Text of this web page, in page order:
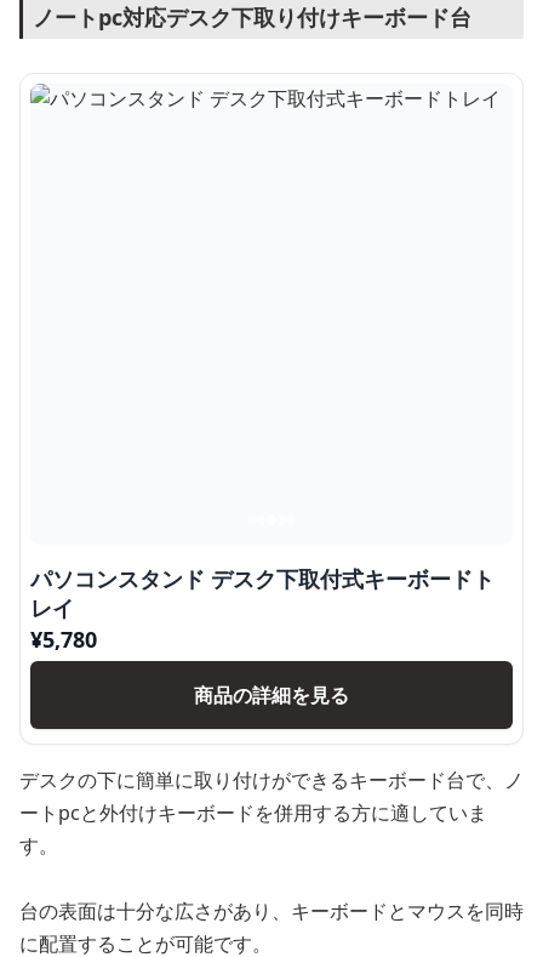
ノートpc対応デスク下取り付けキーボード台
パソコンスタンド デスク下取付式キーボードト
レイ
¥5,780
商品の詳細を見る
デスクの下に簡単に取り付けができるキーボード台で、ノ
ートpcと外付けキーボードを併用する方に適していま
す。
台の表面は十分な広さがあり、キーボードとマウスを同時
に配置することが可能です。